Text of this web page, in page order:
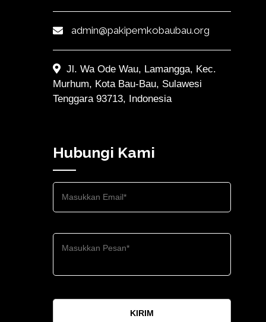
admin@pakipemkobaubau.org
Jl. Wa Ode Wau, Lamangga, Kec.
Murhum, Kota Bau-Bau, Sulawesi
Tenggara 93713, Indonesia
Hubungi Kami
KIRIM